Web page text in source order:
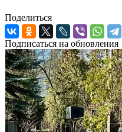
Поделиться
Подписаться на обновления